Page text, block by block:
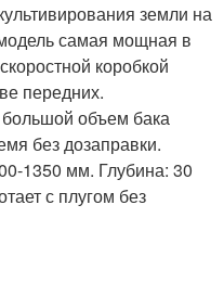
земли на
самая мощная в
коробкой
передних.
объем бака
без дозаправки.
1350 мм. Глубина: 30
с плугом без